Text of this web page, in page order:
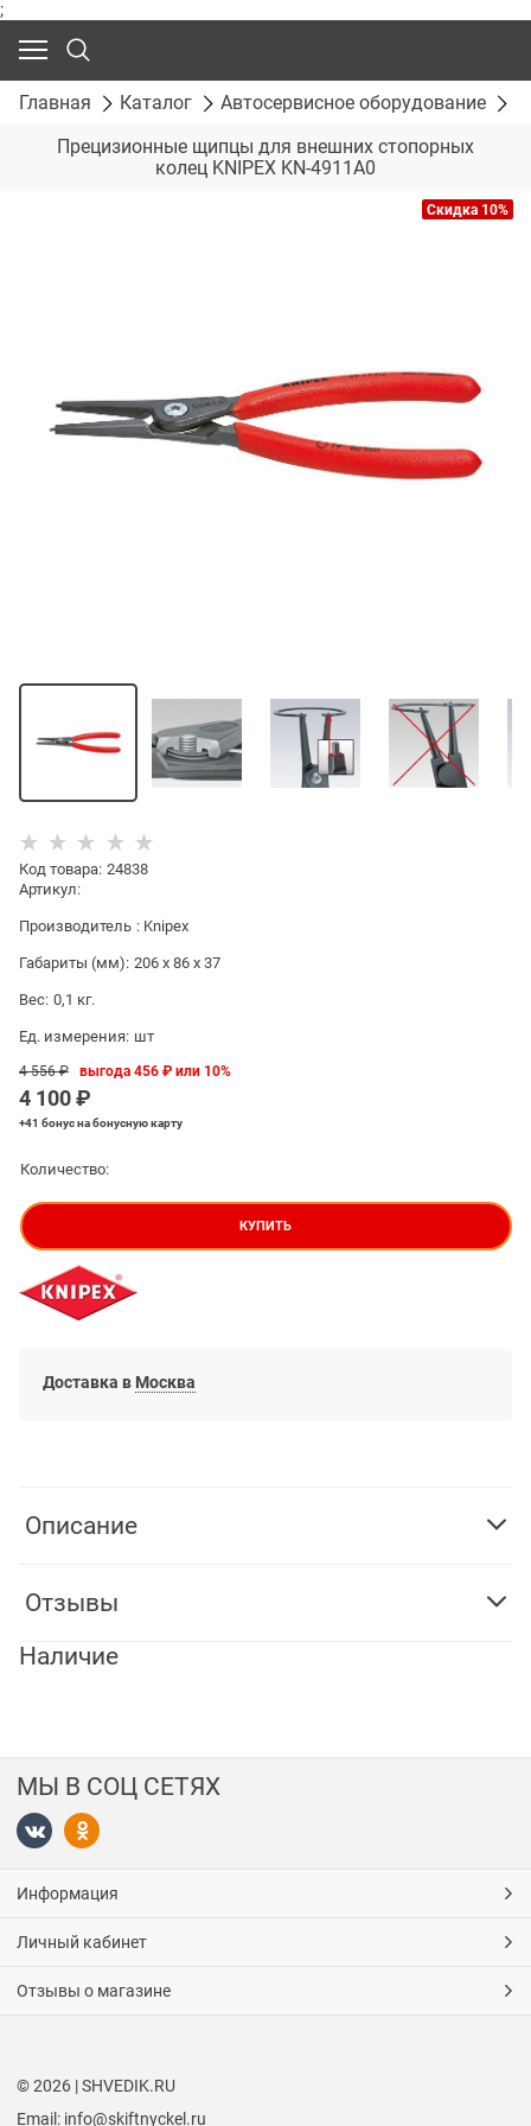
;
Главная Каталог Автосервисное оборудование
Прецизионные щипцы для внешних стопорных
колец KNIPEX KN-4911A0
Скидка 10%
Код товара: 24838
Артикул:
Производитель : Knipex
Габариты (мм): 206 x 86 x 37
Вес: 0,1 кг.
Ед. измерения: шт
4 556 ₽
4 100 ₽
выгода456 ₽ или 10%
+41 бонусна бонусную карту
Количество:
КУПИТЬ
Доставка в Москва
Описание
Отзывы
Наличие
МЫ В СОЦ СЕТЯХ
Информация
Личный кабинет
Отзывы о магазине
© 2026 | SHVEDIK.RU
Email: info@skiftnyckel.ru